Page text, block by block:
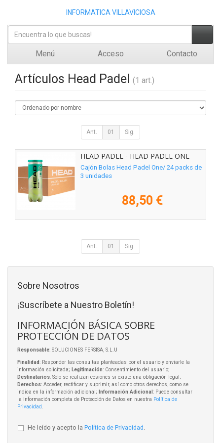
INFORMATICA VILLAVICIOSA
Menú Acceso Contacto
Artículos Head Padel (1 art.)
Ant. 01 Sig.
HEAD PADEL - HEAD PADEL ONE
72U
Cajón Bolas Head Padel One/ 24 packs de
3 unidades
88,50 €
Ant. 01 Sig.
Sobre Nosotros
¡Suscríbete a Nuestro Boletín!
INFORMACIÓN BÁSICA SOBRE
PROTECCIÓN DE DATOS
Responsable: SOLUCIONES FERSISA, S.L.U
Finalidad: Responder las consultas planteadas por el usuario y enviarle la
información solicitada; Legitimación: Consentimiento del usuario;
Destinatarios: Solo se realizan cesiones si existe una obligación legal;
Derechos: Acceder, rectificar y suprimir, así como otros derechos, como se
indica en la información adicional;
Información Adicional : Puede consultar
la información completa de Protección de Datos en nuestra Política de
Privacidad
He leído y acepto la Política de Privacidad .